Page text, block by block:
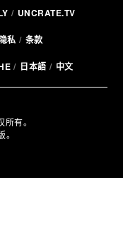
UNCRATE.TV
隐私 条款
日本語 中文
有。